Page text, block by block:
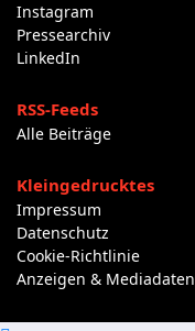
Instagram
Pressearchiv
LinkedIn
RSS-Feeds
Alle Beiträge
Kleingedrucktes
Impressum
Datenschutz
Cookie-Richtlinie
Anzeigen & Mediadaten